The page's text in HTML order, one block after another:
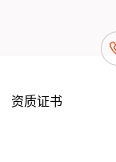
资质证书